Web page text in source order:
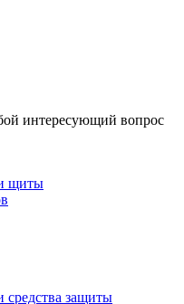
интересующий вопрос
щиты